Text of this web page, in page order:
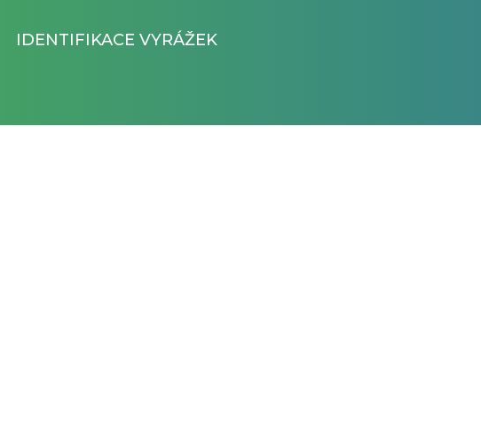
IDENTIFIKACE VYRÁŽEK